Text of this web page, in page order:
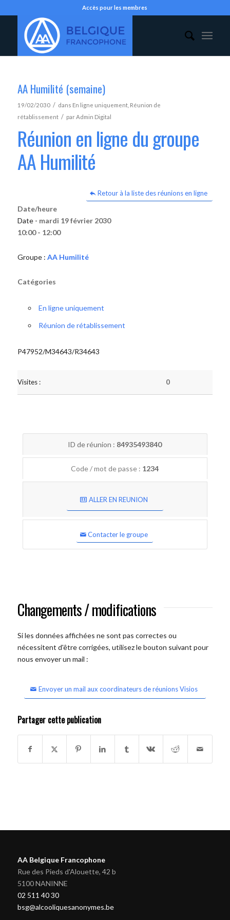
Accès pour les membres
AA Humilité (semaine)
19/02/2030 / dans En ligne uniquement, Réunion de
rétablissement / parAdmin Digital
Réunion en ligne du groupe
AA Humilité
Retour à la liste des réunions en ligne
Date/heure
Date - mardi 19 février 2030
10:00 - 12:00
Groupe : AA Humilité
Catégories
En ligne uniquement
Réunion de rétablissement
P47952/M34643/R34643
Visites : 0
ID de réunion : 84935493840
Code / mot de passe : 1234
ALLER EN REUNION
Contacter le groupe
Changements / modifications
Si les données affichées ne sont pas correctes ou
nécessitent d'être corrigées, utilisez le bouton suivant pour
nous envoyer un mail :
Envoyer un mail aux coordinateurs de réunions Visios
Partager cette publication
AA Belgique Francophone
Rue des Pieds d'Alouette, 42 b
5100 NANINNE
02 511 40 30
bsg@alcooliquesanonymes.be